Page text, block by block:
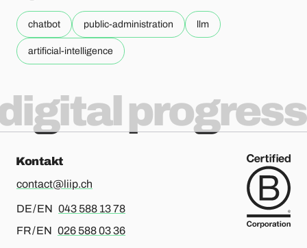
chatbot public-administration llm
artificial-intelligence
progress
Kontakt
contact@liip.ch
DE / EN Für Deutsch oder Englisch, bitte anrufen
043 588 13 78
FR / EN Für Französisch oder Englisch, bitte anrufen
026 588 03 36